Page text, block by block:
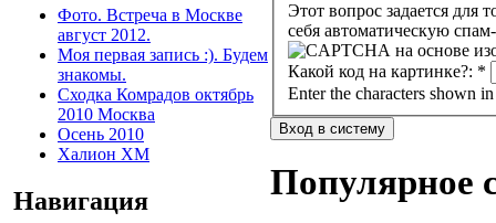
Фото. Встреча в Москве
август 2012.
Моя первая запись :). Будем
знакомы.
Сходка Комрадов октябрь
2010 Москва
Осень 2010
Халион ХМ
Навигация
Этот вопрос задается для того, чтобы
себя автоматическую
Какой код на картинке?: *
Enter the characters shown
Популярное